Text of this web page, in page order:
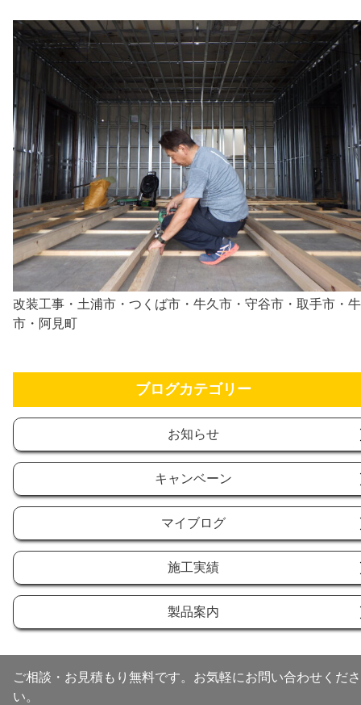
改装工事・土浦市・つくば市・牛久市・守谷市・取手市・
市・阿見町
ブログカテゴリー
お知らせ
キャンベーン
マイブログ
施工実績
製品案内
ご相談・お見積もり無料です。お気軽にお問い合わせくださ
い。